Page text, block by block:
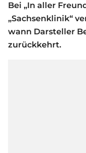
Bei „In aller
„Sachsenklinik“
wann Darsteller
zurückkehrt.